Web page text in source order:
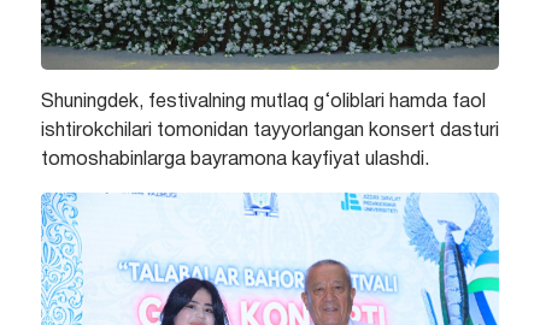
Shuningdek, festivalning mutlaq g‘oliblari hamda faol
ishtirokchilari tomonidan tayyorlangan konsert dasturi
tomoshabinlarga bayramona kayfiyat ulashdi.